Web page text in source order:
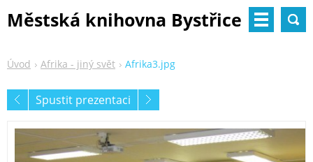
Městská knihovna Bystřice
Úvod Afrika - jiný svět Afrika3.jpg
Spustit prezentaci